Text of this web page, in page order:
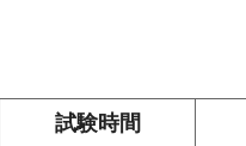
試験時間